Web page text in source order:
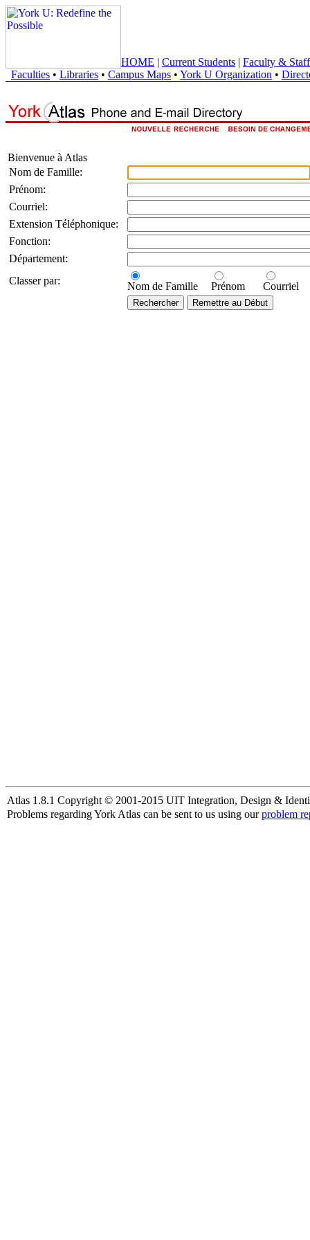
HOME | Current Students | Faculty & Staff
Faculties • Libraries • Campus Maps • York U Organization •
Bienvenue à Atlas
Nom de Famille:
Prénom:
Courriel:
Extension Téléphonique:
Fonction:
Département:
Classer par:
Nom de Famille Prénom Courriel
Atlas 1.8.1 Copyright © 2001-2015 UIT Integration, Design &
Problems regarding York Atlas can be sent to us using ourproblem